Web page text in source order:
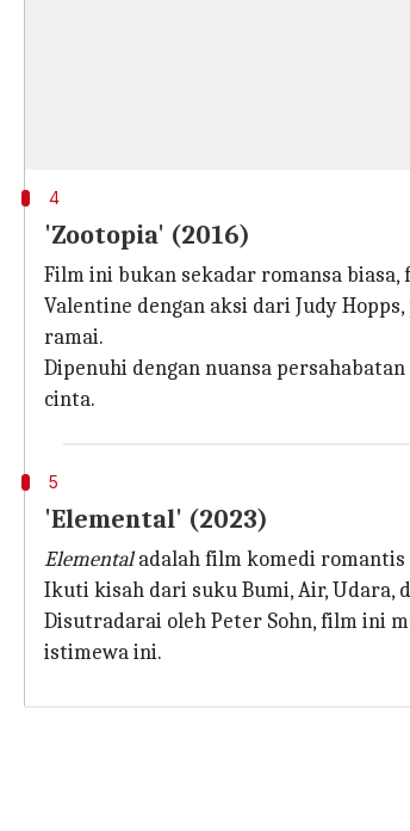
4
'Zootopia' (2016)
Film ini bukan sekadar romansa
Valentine dengan aksi dari Judy
ramai.
Dipenuhi dengan nuansa
cinta.
5
'Elemental' (2023)
Elementaladalah film komedi romantis
Ikuti kisah dari suku Bumi, Air, Udara,
Disutradarai oleh Peter Sohn, film ini
istimewa ini.